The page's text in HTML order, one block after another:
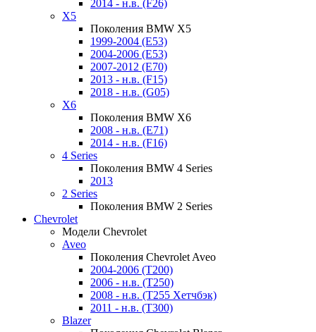
2014 - н.в. (F26)
X5
Поколения BMW X5
1999-2004 (E53)
2004-2006 (E53)
2007-2012 (E70)
2013 - н.в. (F15)
2018 - н.в. (G05)
X6
Поколения BMW X6
2008 - н.в. (E71)
2014 - н.в. (F16)
4 Series
Поколения BMW 4 Series
2013
2 Series
Поколения BMW 2 Series
Chevrolet
Модели Chevrolet
Aveo
Поколения Chevrolet Aveo
2004-2006 (T200)
2006 - н.в. (T250)
2008 - н.в. (T255 Хетчбэк)
2011 - н.в. (Т300)
Blazer